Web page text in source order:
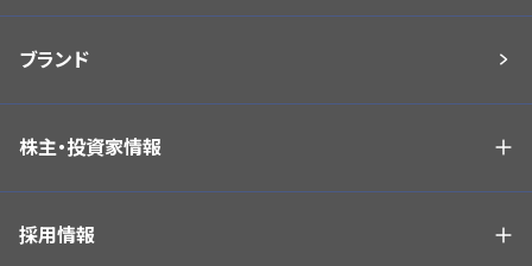
ブランド
株主・投資家情報
採用情報